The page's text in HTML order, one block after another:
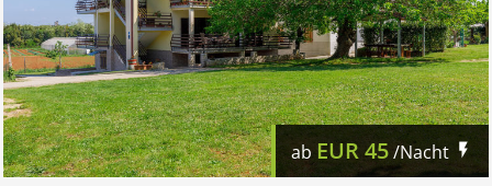
ab EUR45/Nacht